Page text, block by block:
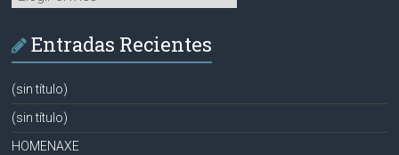
Entradas Recientes
(sin título)
(sin título)
HOMENAXE